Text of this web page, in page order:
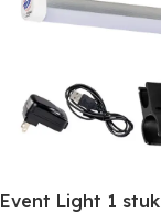
Event Light 1 stuk